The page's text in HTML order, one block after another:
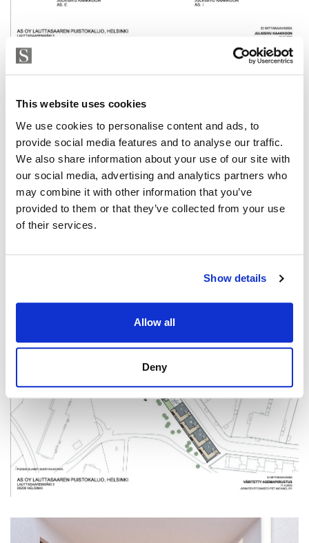
This website uses cookies
We use cookies to personalise content and ads, to
provide social media features and to analyse our traffic.
We also share information about your use of our site with
our social media, advertising and analytics partners who
may combine it with other information that you’ve
provided to them or that they’ve collected from your use
of their services.
Show details
Allow all
Deny